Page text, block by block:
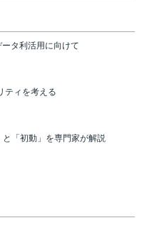
タ利活用に向けて
ティを考える
と「初動」を専門家が解説